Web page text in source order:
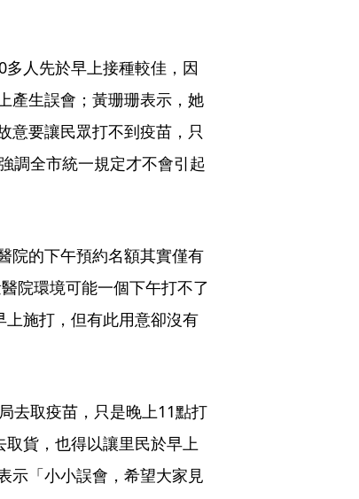
人先於早上接種較佳，因
產生誤會；黃珊珊表示，她
意要讓民眾打不到疫苗，只
調全市統一規定才不會引起
院的下午預約名額其實僅有
院環境可能一個下午打不了
施打，但有此用意卻沒有
去取疫苗，只是晚上11點打
貨，也得以讓里民於早上
示「小小誤會，希望大家見